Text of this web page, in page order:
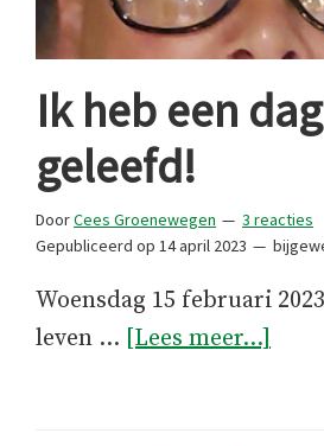
Ik heb een
geleefd!
DoorCees Groenewegen
3 reacties
Gepubliceerd op 14 april 2023
Woensdag 15 februari
leven … [Lees meer...]